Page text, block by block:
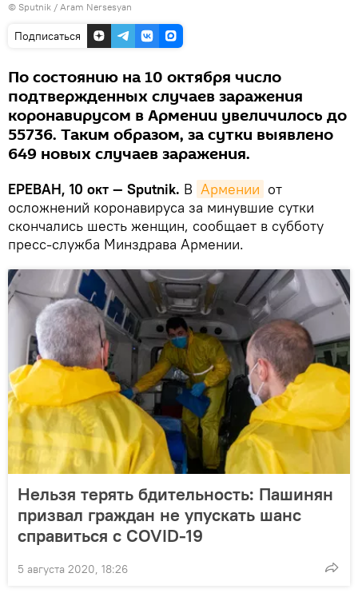
© Sputnik / Aram Nersesyan
Подписаться
По состоянию на 10 октября число
подтвержденных случаев заражения
коронавирусом в Армении увеличилось до
55736. Таким образом, за сутки выявлено
649 новых случаев заражения.
ЕРЕВАН, 10 окт — Sputnik. В Армении от
осложнений коронавируса за минувшие сутки
скончались шесть женщин, сообщает в субботу
пресс-служба Минздрава Армении.
Нельзя терять бдительность: Пашинян
призвал граждан не упускать шанс
справиться с COVID-19
5 августа 2020, 18:26